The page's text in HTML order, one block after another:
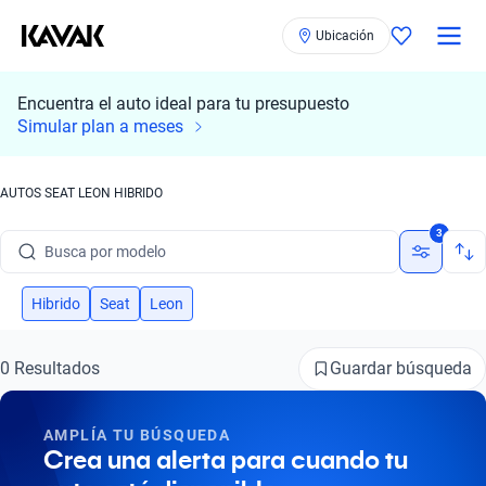
Ubicación
Encuentra el auto ideal para tu presupuesto
Simular plan a meses
AUTOS SEAT LEON HIBRIDO
Busca por modelo
Busca por versión
Busca por marca
Busca por modelo
3
Hibrido Seat Leon
0 Resultados Guardar búsqueda
AMPLÍA TU BÚSQUEDA
Crea una alerta para cuando tu